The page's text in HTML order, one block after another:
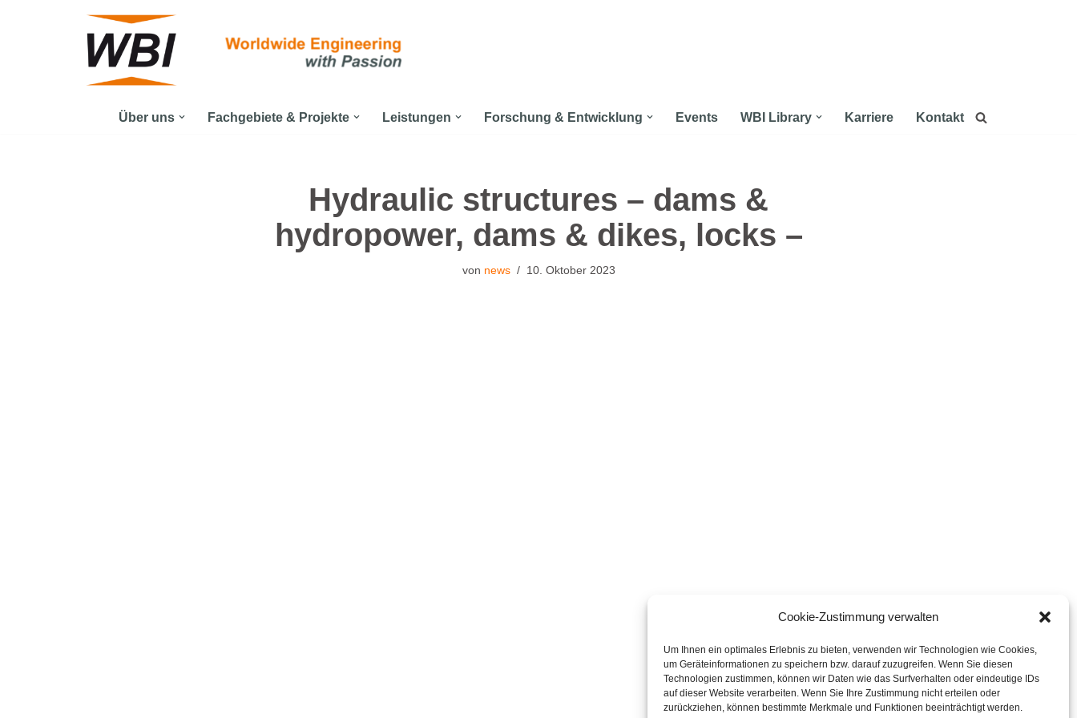
Cookie-Zustimmung verwalten
Um Ihnen ein optimales Erlebnis zu bieten, verwenden wir Technologien wie Cookies,
um Geräteinformationen zu speichern bzw. darauf zuzugreifen. Wenn Sie diesen
Technologien zustimmen, können wir Daten wie das Surfverhalten oder eindeutige IDs
auf dieser Website verarbeiten. Wenn Sie Ihre Zustimmung nicht erteilen oder
zurückziehen, können bestimmte Merkmale und Funktionen beeinträchtigt werden.
Über uns Fachgebiete & Projekte Leistungen Forschung & Entwicklung Events WBI Library Karriere Kontakt
Hydraulic structures – dams &
hydropower, dams & dikes, locks –
von news 10. Oktober 2023